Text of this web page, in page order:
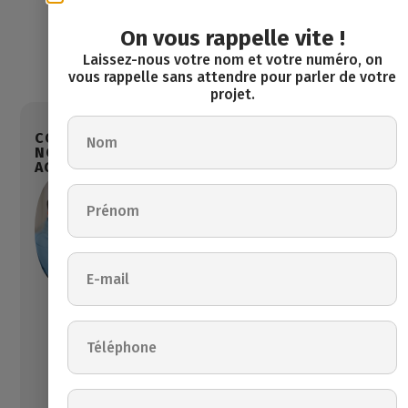
CONTACTEZ
NOTRE
AGENT
Maxime
Segard
+ 32
498
51 56
53
maxime@maxinvest.be
BIEN ?
NOUVEAUTÉS
Immà
€
mbre
informatives
et
non
contractuelles.
On vous rappelle vite !
Laissez-nous votre nom et votre numéro, on
vous rappelle sans attendre pour parler de votre
projet.